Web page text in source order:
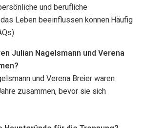
und berufliche
Leben beeinflussen können.Häufig
Julian Nagelsmann und Verena
und Verena Breier waren
zusammen, bevor sie sich